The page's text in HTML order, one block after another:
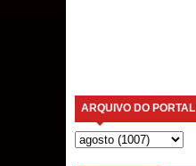
ARQUIVO DO PORTAL